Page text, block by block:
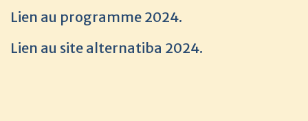
Lien au programme 2024.
Lien au site alternatiba 2024.